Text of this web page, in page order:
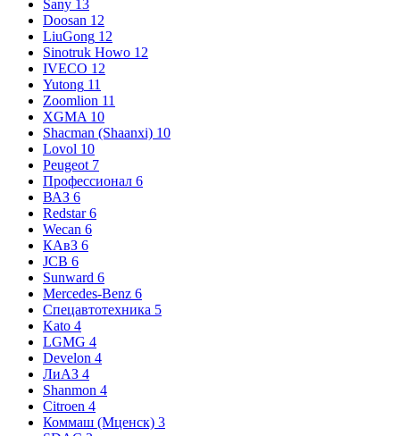
Sany 13
Doosan 12
LiuGong 12
Sinotruk Howo 12
IVECO 12
Yutong 11
Zoomlion 11
XGMA 10
Shacman (Shaanxi) 10
Lovol 10
Peugeot 7
Профессионал 6
ВАЗ 6
Redstar 6
Wecan 6
КАвЗ 6
JCB 6
Sunward 6
Mercedes-Benz 6
Спецавтотехника 5
Kato 4
LGMG 4
Develon 4
ЛиАЗ 4
Shanmon 4
Citroen 4
Коммаш (Мценск) 3